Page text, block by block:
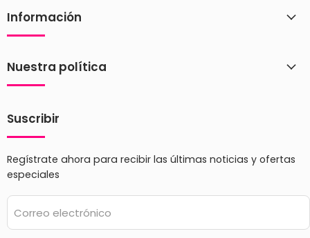
Información
Nuestra política
Suscribir
Regístrate ahora para recibir las últimas noticias y ofertas
especiales
Correo electrónico